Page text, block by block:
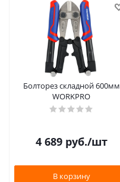
Болторез складной 600мм
WORKPRO
4 689руб./шт
В корзину